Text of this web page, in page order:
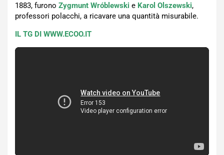
1883, furono Zygmunt Wróblewski e Karol Olszewski,
professori polacchi, a ricavare una quantità misurabile.
IL TG DI WWW.ECOO.IT